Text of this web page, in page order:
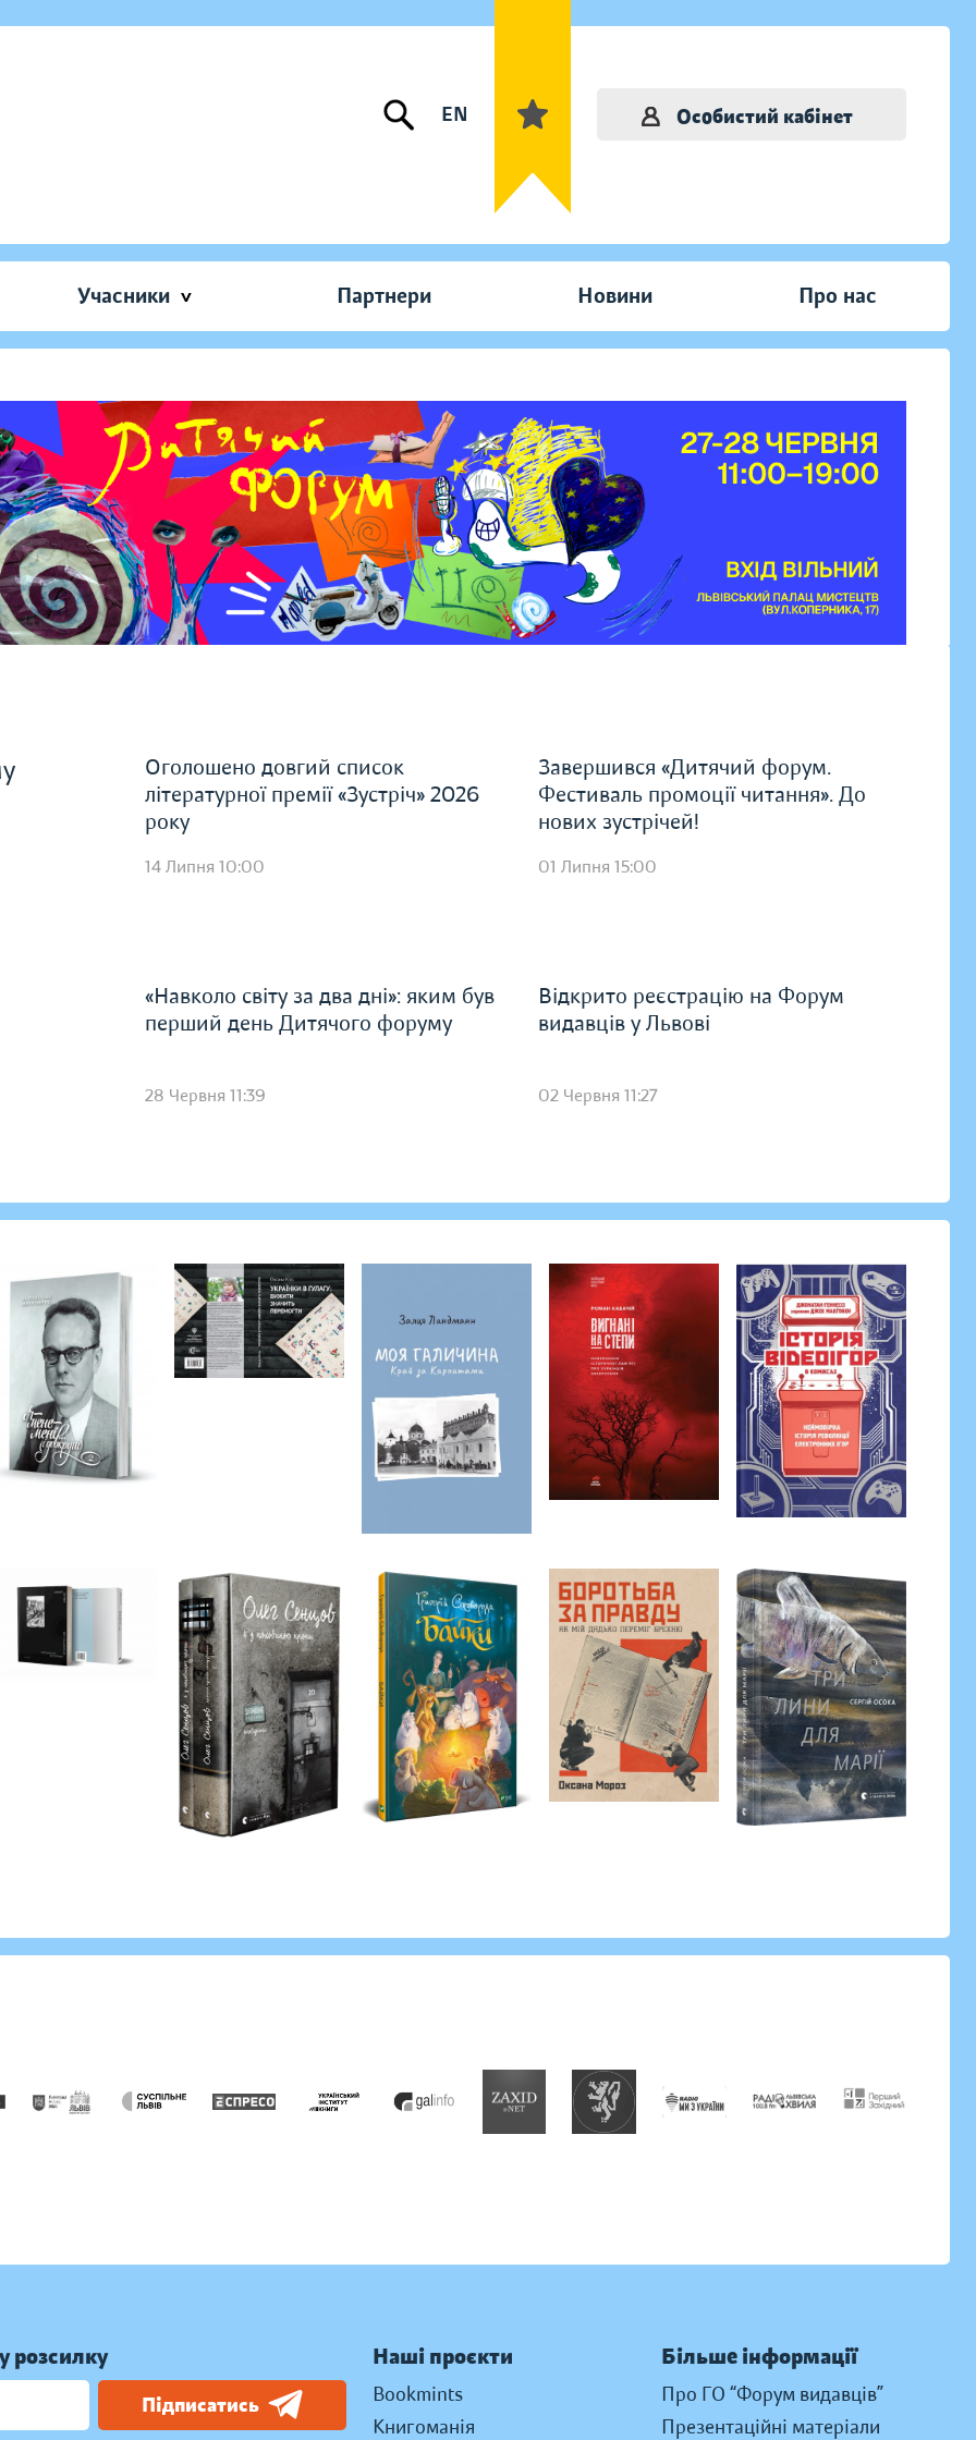
EN Особистий кабінет
Учасники Партнери Новини Про нас
Оголошено довгий список
літературної премії «Зустріч» 2026
року
14 Липня 10:00
Завершився «Дитячий форум.
Фестиваль промоції читання». До
нових зустрічей!
01 Липня 15:00
«Навколо світу за два дні»: яким був
перший день Дитячого форуму
28 Червня 11:39
Відкрито реєстрацію на Форум
видавців у Львові
02 Червня 11:27
розсилку
Підписатись
Наші проєкти
Bookmints
Книгоманія
Більше інформації
Про ГО “Форум видавців”
Презентаційні матеріали